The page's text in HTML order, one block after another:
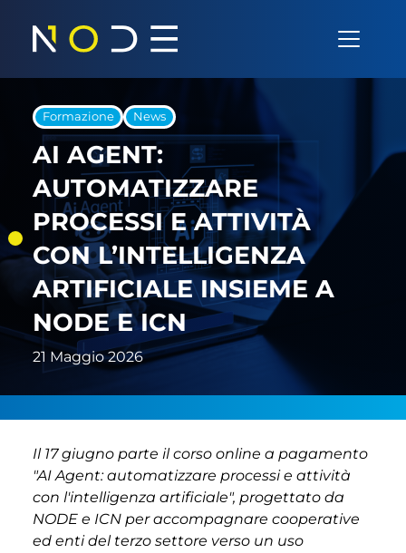
Navigazione principale
Formazione News
AI AGENT:
AUTOMATIZZARE
PROCESSI E ATTIVITÀ
CON L’INTELLIGENZA
ARTIFICIALE INSIEME A
NODE E ICN
21 Maggio 2026
Il 17 giugno parte il corso online a pagamento
"AI Agent: automatizzare processi e attività
con l'intelligenza artificiale", progettato da
NODE e ICN per accompagnare cooperative
ed enti del terzo settore verso un uso